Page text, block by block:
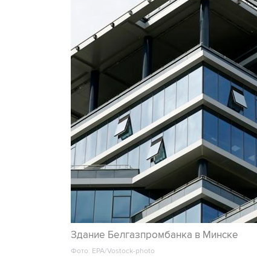
Здание Белгазпромбанка в Минске
Фото: EPA/Vostock-photo